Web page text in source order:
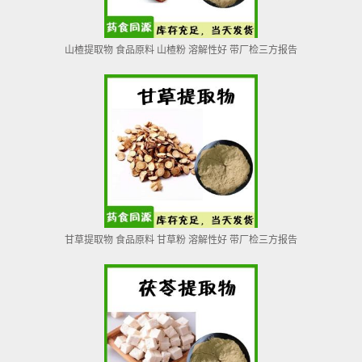
山楂提取物 食品原料 山楂粉 溶解性好 带厂检三方报告
甘草提取物 食品原料 甘草粉 溶解性好 带厂检三方报告